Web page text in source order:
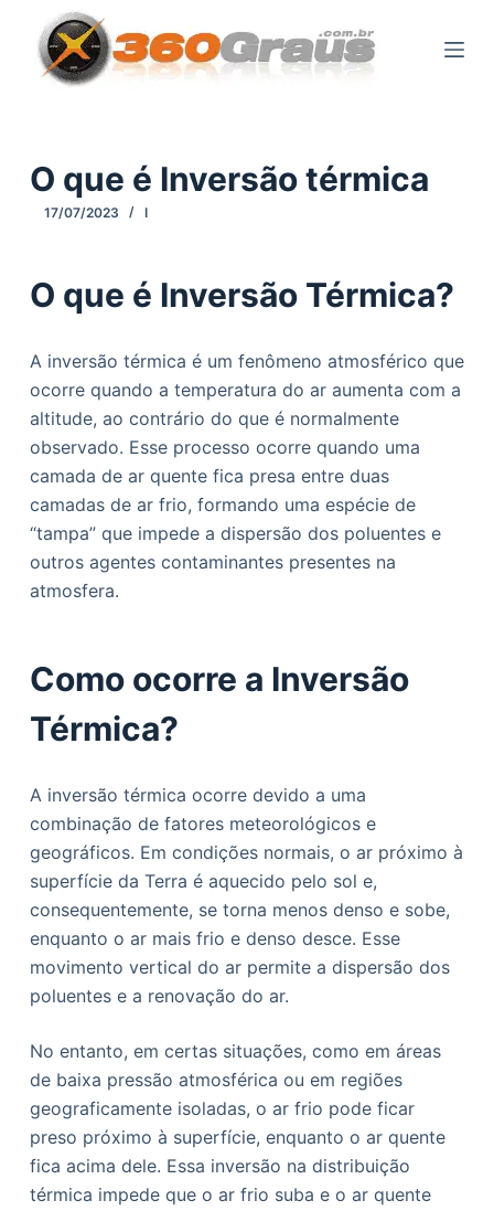
p
o
n
e
ú
d
o
O que é Inversão térmica
17/07/2023 I
O que é Inversão Térmica?
A inversão térmica é um fenômeno atmosférico que
ocorre quando a temperatura do ar aumenta com a
altitude, ao contrário do que é normalmente
observado. Esse processo ocorre quando uma
camada de ar quente fica presa entre duas
camadas de ar frio, formando uma espécie de
“tampa” que impede a dispersão dos poluentes e
outros agentes contaminantes presentes na
atmosfera.
Como ocorre a Inversão
Térmica?
A inversão térmica ocorre devido a uma
combinação de fatores meteorológicos e
geográficos. Em condições normais, o ar próximo à
superfície da Terra é aquecido pelo sol e,
consequentemente, se torna menos denso e sobe,
enquanto o ar mais frio e denso desce. Esse
movimento vertical do ar permite a dispersão dos
poluentes e a renovação do ar.
No entanto, em certas situações, como em áreas
de baixa pressão atmosférica ou em regiões
geograficamente isoladas, o ar frio pode ficar
preso próximo à superfície, enquanto o ar quente
fica acima dele. Essa inversão na distribuição
térmica impede que o ar frio suba e o ar quente